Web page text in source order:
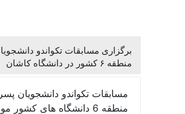
برگزاری مسابقات تکواندو
منطقه ۶ کشور در دانشگاه کاشان
مسابقات تکواندو دانشجویان پسر